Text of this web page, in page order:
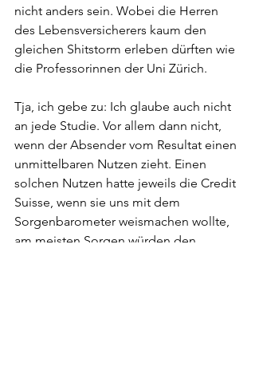
nicht anders sein. Wobei die Herren
des Lebensversicherers kaum den
gleichen Shitstorm erleben dürften wie
die Professorinnen der Uni Zürich.
Tja, ich gebe zu: Ich glaube auch nicht
an jede Studie. Vor allem dann nicht,
wenn der Absender vom Resultat einen
unmittelbaren Nutzen zieht. Einen
solchen Nutzen hatte jeweils die Credit
Suisse, wenn sie uns mit dem
Sorgenbarometer weismachen wollte,
am meisten Sorgen würden den